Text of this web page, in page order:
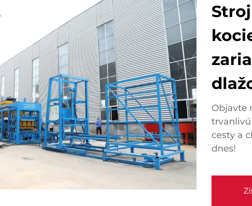
Objavte
cesty a
dnes!